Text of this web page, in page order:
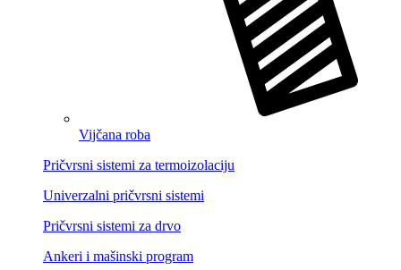
Vijčana roba
Pričvrsni sistemi za termoizolaciju
Univerzalni pričvrsni sistemi
Pričvrsni sistemi za drvo
Ankeri i mašinski program